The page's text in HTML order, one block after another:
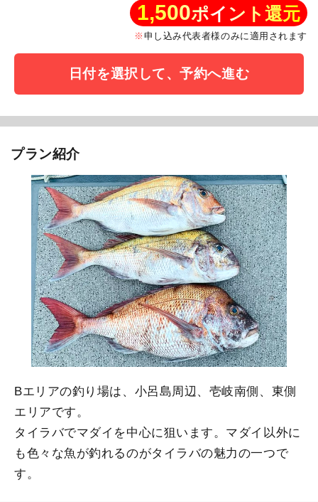
1,500ポイント還元
申し込み代表者様のみに適用されます
日付を選択して、予約へ進む
プラン紹介
Bエリアの釣り場は、小呂島周辺、壱岐南側、東側
エリアです。
タイラバでマダイを中心に狙います。マダイ以外に
も色々な魚が釣れるのがタイラバの魅力の一つで
す。